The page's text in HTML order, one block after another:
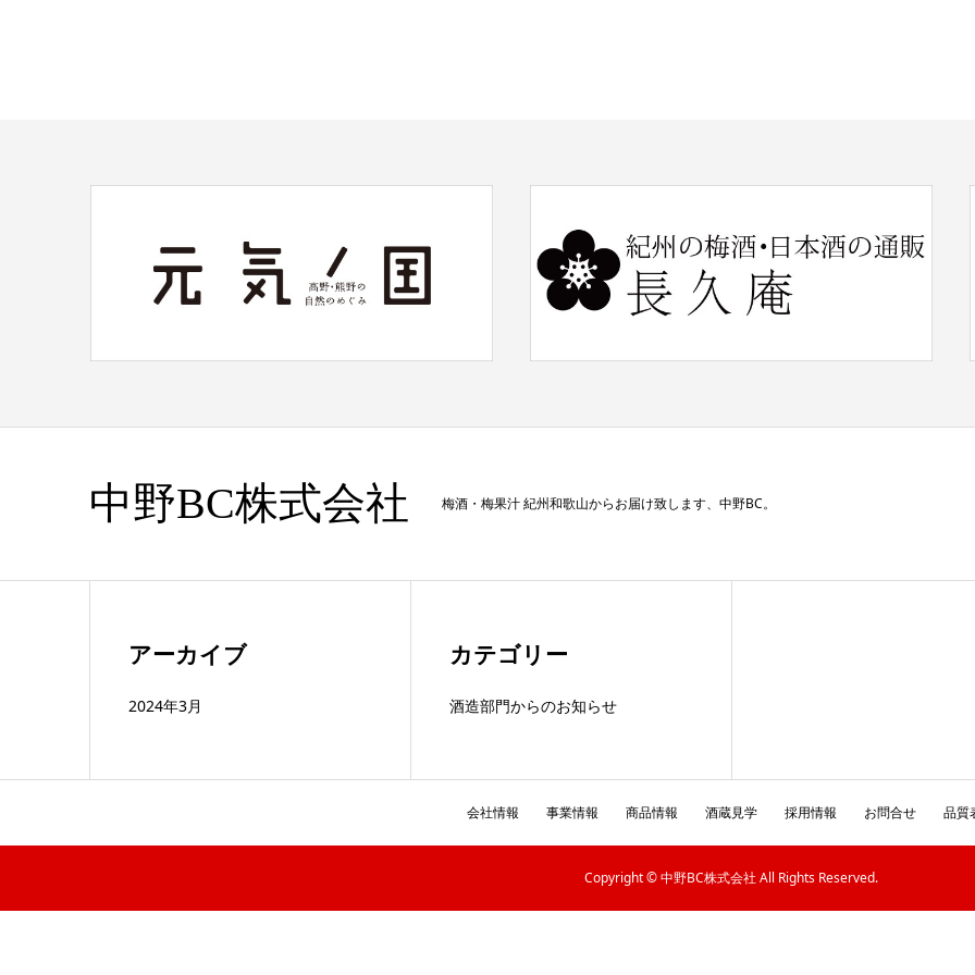
中野BC株式会社 梅酒・梅果汁 紀州和歌山からお届け致します、中野BC。
アーカイブ
2024年3月
カテゴリー
酒造部門からのお知らせ
会社情報 事業情報 商品情報 酒蔵見学 採用情報 お問合せ 品質
Copyright © 中野BC株式会社 All Rights Reserved.